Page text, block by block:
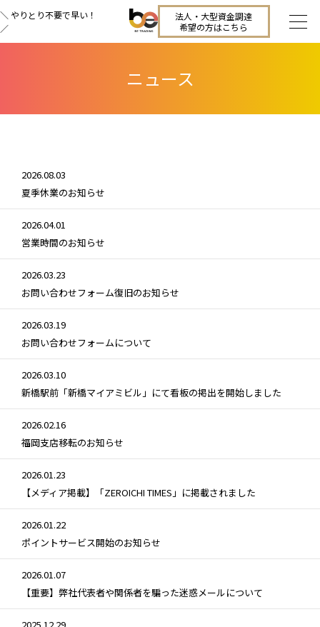
＼ やりとり不要で早い！
／
法人・大型資金調達
希望の方はこちら
ニュース
2026.08.03
夏季休業のお知らせ
2026.04.01
営業時間のお知らせ
2026.03.23
お問い合わせフォーム復旧のお知らせ
2026.03.19
お問い合わせフォームについて
2026.03.10
新橋駅前「新橋マイアミビル」にて看板の掲出を開始しました
2026.02.16
福岡支店移転のお知らせ
2026.01.23
【メディア掲載】「ZEROICHI TIMES」に掲載されました
2026.01.22
ポイントサービス開始のお知らせ
2026.01.07
【重要】弊社代表者や関係者を騙った迷惑メールについて